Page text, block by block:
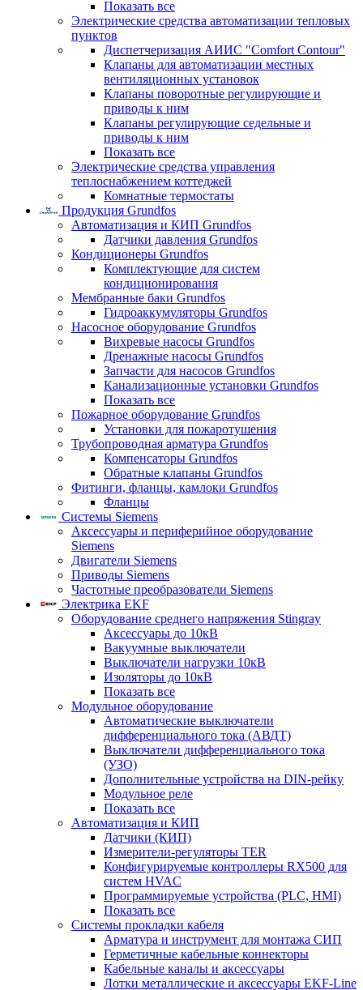
Показать все
Электрические средства автоматизации тепловых
пунктов
Диспетчеризация АИИС "Comfort Contour"
Клапаны для автоматизации местных
вентиляционных установок
Клапаны поворотные регулирующие и
приводы к ним
Клапаны регулирующие седельные и
приводы к ним
Показать все
Электрические средства управления
теплоснабжением коттеджей
Комнатные термостаты
Продукция Grundfos
Автоматизация и КИП Grundfos
Датчики давления Grundfos
Кондиционеры Grundfos
Комплектующие для систем
кондиционирования
Мембранные баки Grundfos
Гидроаккумуляторы Grundfos
Насосное оборудование Grundfos
Вихревые насосы Grundfos
Дренажные насосы Grundfos
Запчасти для насосов Grundfos
Канализационные установки Grundfos
Показать все
Пожарное оборудование Grundfos
Установки для пожаротушения
Трубопроводная арматура Grundfos
Компенсаторы Grundfos
Обратные клапаны Grundfos
Фитинги, фланцы, камлоки Grundfos
Фланцы
Системы Siemens
Аксессуары и периферийное оборудование
Siemens
Двигатели Siemens
Приводы Siemens
Частотные преобразователи Siemens
Электрика EKF
Оборудование среднего напряжения Stingray
Аксессуары до 10кВ
Вакуумные выключатели
Выключатели нагрузки 10кВ
Изоляторы до 10кВ
Показать все
Модульное оборудование
Автоматические выключатели
дифференциального тока (АВДТ)
Выключатели дифференциального тока
(УЗО)
Дополнительные устройства на DIN-рейку
Модульное реле
Показать все
Автоматизация и КИП
Датчики (КИП)
Измерители-регуляторы TER
Конфигурируемые контроллеры RX500 для
систем HVAC
Программируемые устройства (PLC, HMI)
Показать все
Системы прокладки кабеля
Арматура и инструмент для монтажа СИП
Герметичные кабельные коннекторы
Кабельные каналы и аксессуары
Лотки металлические и аксессуары EKF-Line